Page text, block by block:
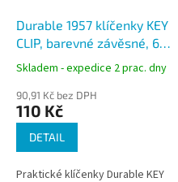
Durable 1957 klíčenky KEY
CLIP, barevné závěsné, 6
ks
Skladem - expedice 2 prac. dny
90,91 Kč bez DPH
110 Kč
DETAIL
Praktické klíčenky Durable KEY